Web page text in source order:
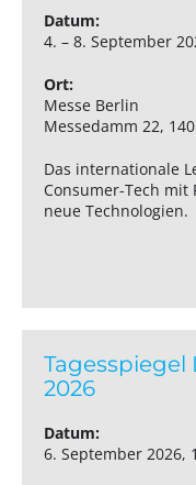
Datum:
4. – 8. September
Ort:
Messe Berlin
Messedamm 22,
Das internationale
Consumer-Tech mit
neue Technologien.
Tagesspiegel
2026
Datum:
6. September 2026,